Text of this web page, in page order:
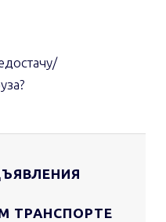
ТРАНСПОРТЕ